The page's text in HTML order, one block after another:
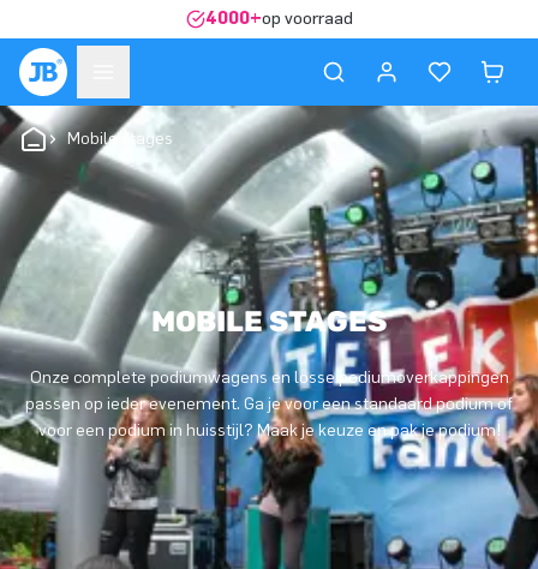
4000+op voorraad
Mobile stages
MOBILE STAGES
Onze complete podiumwagens en losse podiumoverkappingen
passen op ieder evenement. Ga je voor een standaard podium of
voor een podium in huisstijl? Maak je keuze en pak je podium!